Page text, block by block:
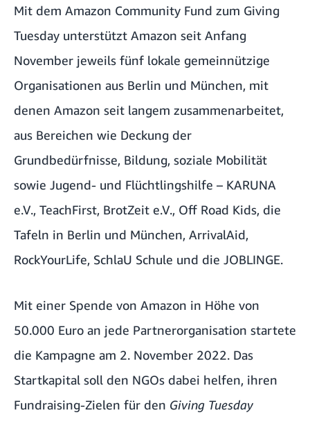
Mit dem Amazon Community Fund zum Giving
Tuesday unterstützt Amazon seit Anfang
November jeweils fünf lokale gemeinnützige
Organisationen aus Berlin und München, mit
denen Amazon seit langem zusammenarbeitet,
aus Bereichen wie Deckung der
Grundbedürfnisse, Bildung, soziale Mobilität
sowie Jugend- und Flüchtlingshilfe – KARUNA
e.V., TeachFirst, BrotZeit e.V., Off Road Kids, die
Tafeln in Berlin und München, ArrivalAid,
RockYourLife, SchlaU Schule und die JOBLINGE.
Mit einer Spende von Amazon in Höhe von
50.000 Euro an jede Partnerorganisation startete
die Kampagne am 2. November 2022. Das
Startkapital soll den NGOs dabei helfen, ihren
Fundraising-Zielen für den Giving Tuesday